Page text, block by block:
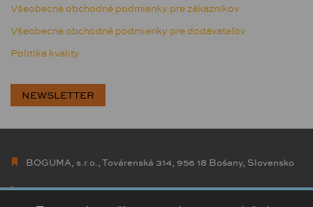
Všeobecné obchodné podmienky pre zákazníkov
Všeobecné obchodné podmienky pre dodávateľov
Politika kvality
NEWSLETTER
BOGUMA, s.r.o., Továrenská 314, 956 18 Bošany, Slovensko
+421 38 5426 307 info@boguma.sk